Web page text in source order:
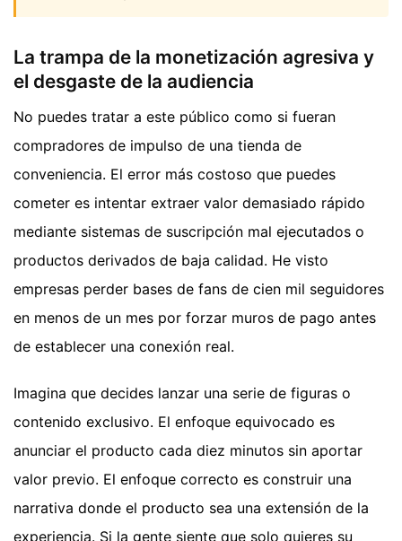
La trampa de la monetización agresiva y
el desgaste de la audiencia
No puedes tratar a este público como si fueran
compradores de impulso de una tienda de
conveniencia. El error más costoso que puedes
cometer es intentar extraer valor demasiado rápido
mediante sistemas de suscripción mal ejecutados o
productos derivados de baja calidad. He visto
empresas perder bases de fans de cien mil seguidores
en menos de un mes por forzar muros de pago antes
de establecer una conexión real.
Imagina que decides lanzar una serie de figuras o
contenido exclusivo. El enfoque equivocado es
anunciar el producto cada diez minutos sin aportar
valor previo. El enfoque correcto es construir una
narrativa donde el producto sea una extensión de la
experiencia. Si la gente siente que solo quieres su